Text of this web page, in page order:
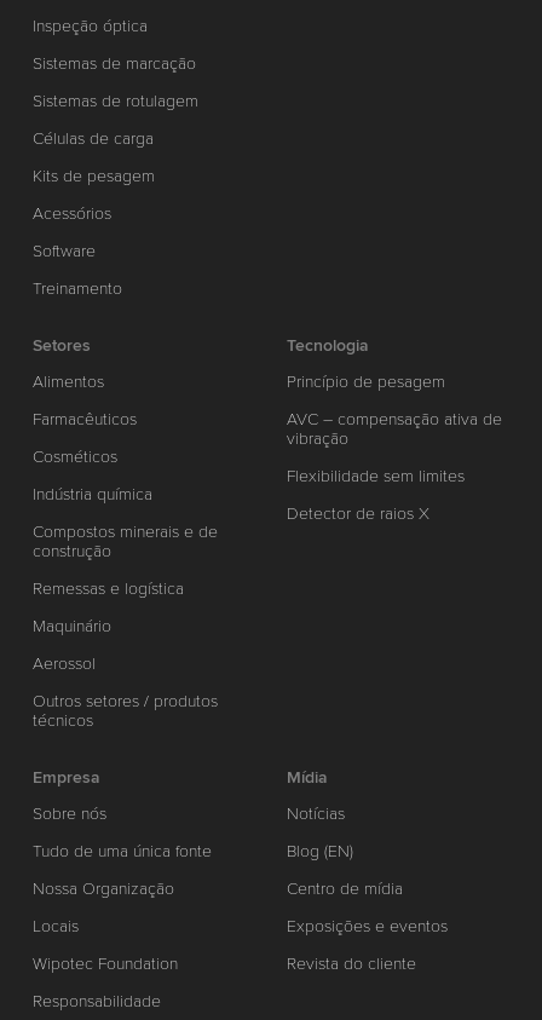
Inspeção óptica
Sistemas de marcação
Sistemas de rotulagem
Células de carga
Kits de pesagem
Acessórios
Software
Treinamento
Setores
Alimentos
Farmacêuticos
Cosméticos
Indústria química
Compostos minerais e de
construção
Remessas e logística
Maquinário
Aerossol
Outros setores / produtos
técnicos
Tecnologia
Princípio de pesagem
AVC – compensação ativa de
vibração
Flexibilidade sem limites
Detector de raios X
Empresa
Sobre nós
Tudo de uma única fonte
Nossa Organização
Locais
Wipotec Foundation
Responsabilidade
Mídia
Notícias
Blog (EN)
Centro de mídia
Exposições e eventos
Revista do cliente